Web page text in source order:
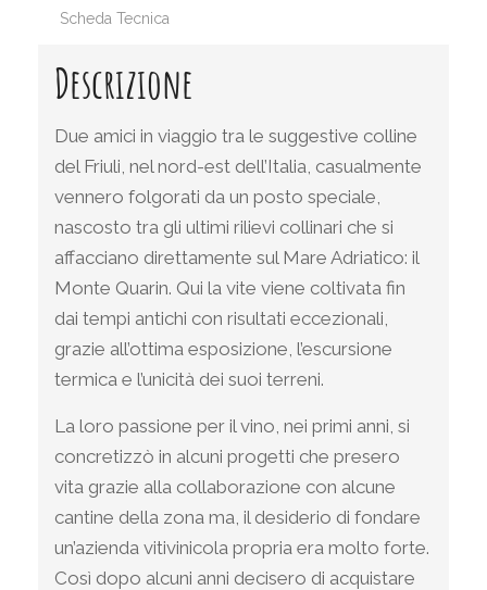
Scheda Tecnica
Descrizione
Due amici in viaggio tra le suggestive colline
del Friuli, nel nord-est dell’Italia, casualmente
vennero folgorati da un posto speciale,
nascosto tra gli ultimi rilievi collinari che si
affacciano direttamente sul Mare Adriatico: il
Monte Quarin. Qui la vite viene coltivata fin
dai tempi antichi con risultati eccezionali,
grazie all’ottima esposizione, l’escursione
termica e l’unicità dei suoi terreni.
La loro passione per il vino, nei primi anni, si
concretizzò in alcuni progetti che presero
vita grazie alla collaborazione con alcune
cantine della zona ma, il desiderio di fondare
un’azienda vitivinicola propria era molto forte.
Così dopo alcuni anni decisero di acquistare